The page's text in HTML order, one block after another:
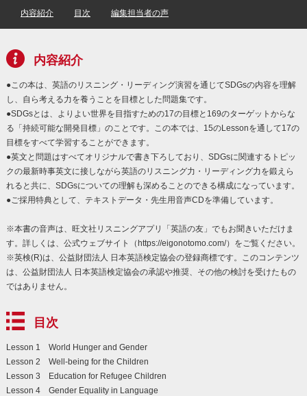
内容紹介 目次 編集担当者の声
内容紹介
●この本は、英語のリスニング・リーディング演習を通じてSDGsの内容を理解
し、自ら考える力を養うことを目標とした問題集です。
●SDGsとは、よりよい世界を目指すための17の目標と169のターゲットからな
る「持続可能な開発目標」のことです。この本では、15のLessonを通して17の
目標をすべて学習することができます。
●英文と問題はすべてオリジナルで書き下ろしており、SDGsに関連するトピッ
クの最新時事英文に接しながら英語のリスニング力・リーディング力を鍛えら
れると共に、SDGsについての理解も深めることのできる構成になっています。
●ご採用特典として、テキストデータ・先生用音声CDを準備しています。
※本書の音声は、旺文社リスニングアプリ「英語の友」でもお聞きいただけま
す。詳しくは、公式ウェブサイト（https://eigonotomo.com/）をご覧ください。
※英検(R)は、公益財団法人 日本英語検定協会の登録商標です。このコンテンツ
は、公益財団法人 日本英語検定協会の承認や推奨、その他の検討を受けたもの
ではありません。
目次
Lesson 1 World Hunger and Gender
Lesson 2 Well-being for the Children
Lesson 3 Education for Refugee Children
Lesson 4 Gender Equality in Language